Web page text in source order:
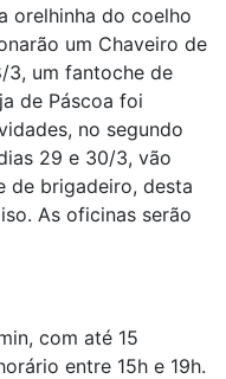
orelhinha do coelho
um Chaveiro de
3, um fantoche de
de Páscoa foi
no segundo
29 e 30/3, vão
de brigadeiro, desta
As oficinas serão
com até 15
entre 15h e 19h.